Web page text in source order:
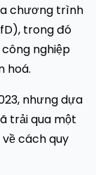
chương trình
trong đó
nghiệp
hoá.
nhưng dựa
trải qua một
cách quy